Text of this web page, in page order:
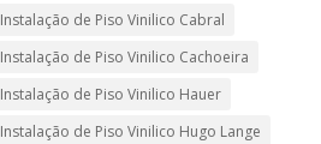
Instalação de Piso Vinilico Cabral
Instalação de Piso Vinilico Cachoeira
Instalação de Piso Vinilico Hauer
Instalação de Piso Vinilico Hugo Lange